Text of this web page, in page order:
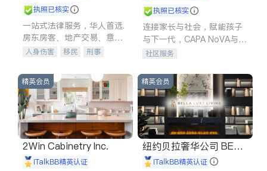
执照已核实
一站式法律服务，华人首选.
房东房客、地产交易、意外
伤害、车祸重伤、商业诉
建筑合同、刑事案件全包办
人身伤害 移民
刑事
信托/遗嘱
商业
商标注册
索赔
律师-其它 保释
执照已核实
连接家长与社会，赋能孩子
与下一代，CAPA NoVA与您
携手建设包容、公平、充满
社区服务
精英会员
2Win Cabinetry Inc.
iTalkBB精英认证
精英会员
纽约贝拉奢华公司 BELL
A LUXE
iTalkBB精英认证